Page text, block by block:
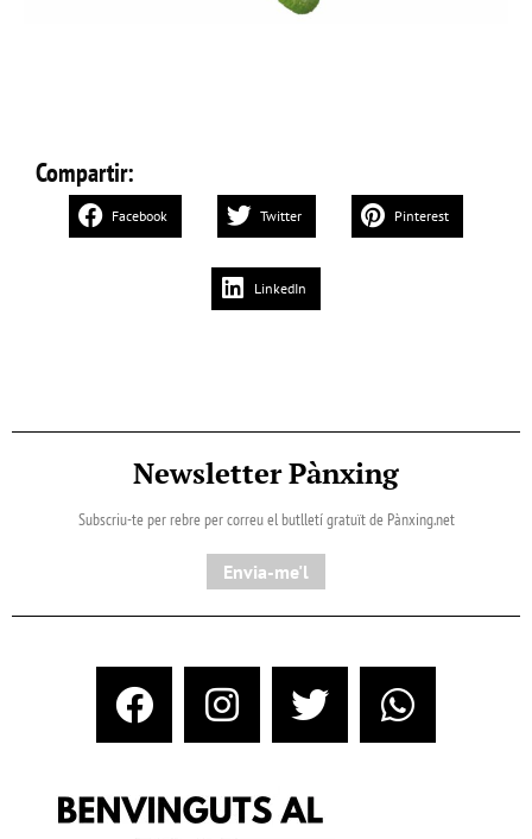
Compartir:
Facebook Twitter Pinterest
LinkedIn
Newsletter Pànxing
Subscriu-te per rebre per correu el butlletí gratuït de Pànxing.net​
Envia-me'l